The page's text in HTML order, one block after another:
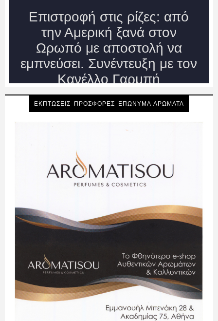
ΕΚΠΤΩΣΕΙΣ-ΠΡΟΣΦΟΡΕΣ-ΕΠΩΝΥΜΑ ΑΡΩΜΑΤΑ